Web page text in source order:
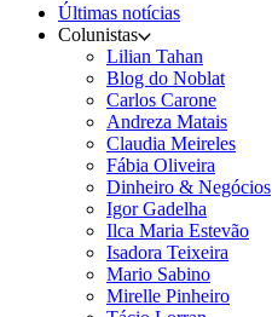
Últimas notícias
Colunistas
Lilian Tahan
Blog do Noblat
Carlos Carone
Andreza Matais
Claudia Meireles
Fábia Oliveira
Dinheiro & Negócios
Igor Gadelha
Ilca Maria Estevão
Isadora Teixeira
Mario Sabino
Mirelle Pinheiro